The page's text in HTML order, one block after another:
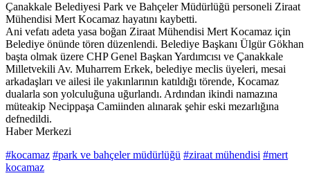
Çanakkale Belediyesi Park ve Bahçeler Müdürlüğü personeli Ziraat
Mühendisi Mert Kocamaz hayatını kaybetti.
Ani vefatı adeta yasa boğan Ziraat Mühendisi Mert Kocamaz için
Belediye önünde tören düzenlendi. Belediye Başkanı Ülgür Gökhan
başta olmak üzere CHP Genel Başkan Yardımcısı ve Çanakkale
Milletvekili Av. Muharrem Erkek, belediye meclis üyeleri, mesai
arkadaşları ve ailesi ile yakınlarının katıldığı törende, Kocamaz
dualarla son yolculuğuna uğurlandı. Ardından ikindi namazına
müteakip Necippaşa Camiinden alınarak şehir eski mezarlığına
defnedildi.
Haber Merkezi
#kocamaz #park ve bahçeler müdürlüğü #ziraat mühendisi #mert
kocamaz